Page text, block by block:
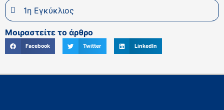
1η Εγκύκλιος
Μοιραστείτε το άρθρο
Facebook Twitter LinkedIn